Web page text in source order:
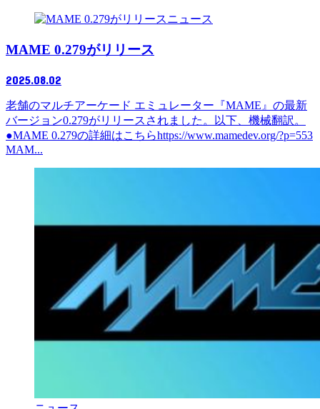
ニュース
MAME 0.279がリリース
2025.08.02
老舗のマルチアーケード エミュレーター『MAME』の最新
バージョン0.279がリリースされました。以下、機械翻訳。
●MAME 0.279の詳細はこちらhttps://www.mamedev.org/?p=553
MAM...